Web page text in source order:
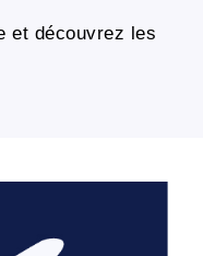
et découvrez les